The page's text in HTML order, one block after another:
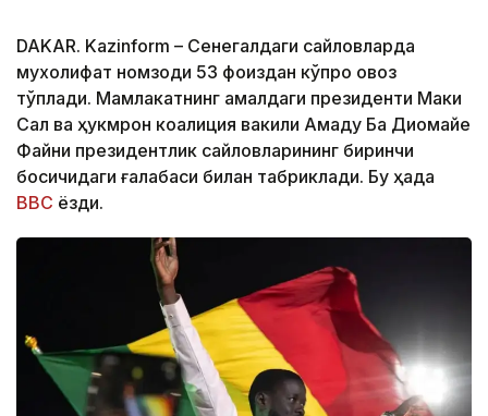
DAKAR. Kazinform – Сенегалдаги сайловларда
мухолифат номзоди 53 фоиздан кўпроқ овоз
тўплади. Мамлакатнинг амалдаги президенти Маки
Сал ва ҳукмрон коалиция вакили Амаду Ба Диомайе
Файни президентлик сайловларининг биринчи
босқичидаги ғалабаси билан табриклади. Бу ҳақда
ВВС ёзди.